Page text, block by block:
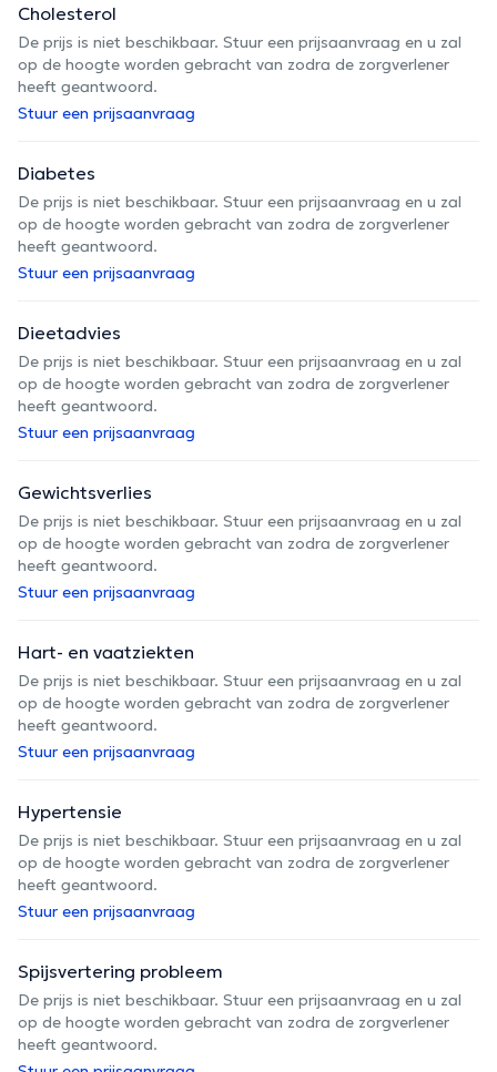
Cholesterol
De prijs is niet beschikbaar. Stuur een prijsaanvraag en u zal
op de hoogte worden gebracht van zodra de zorgverlener
heeft geantwoord.
Stuur een prijsaanvraag
Diabetes
De prijs is niet beschikbaar. Stuur een prijsaanvraag en u zal
op de hoogte worden gebracht van zodra de zorgverlener
heeft geantwoord.
Stuur een prijsaanvraag
Dieetadvies
De prijs is niet beschikbaar. Stuur een prijsaanvraag en u zal
op de hoogte worden gebracht van zodra de zorgverlener
heeft geantwoord.
Stuur een prijsaanvraag
Gewichtsverlies
De prijs is niet beschikbaar. Stuur een prijsaanvraag en u zal
op de hoogte worden gebracht van zodra de zorgverlener
heeft geantwoord.
Stuur een prijsaanvraag
Hart- en vaatziekten
De prijs is niet beschikbaar. Stuur een prijsaanvraag en u zal
op de hoogte worden gebracht van zodra de zorgverlener
heeft geantwoord.
Stuur een prijsaanvraag
Hypertensie
De prijs is niet beschikbaar. Stuur een prijsaanvraag en u zal
op de hoogte worden gebracht van zodra de zorgverlener
heeft geantwoord.
Stuur een prijsaanvraag
Spijsvertering probleem
De prijs is niet beschikbaar. Stuur een prijsaanvraag en u zal
op de hoogte worden gebracht van zodra de zorgverlener
heeft geantwoord.